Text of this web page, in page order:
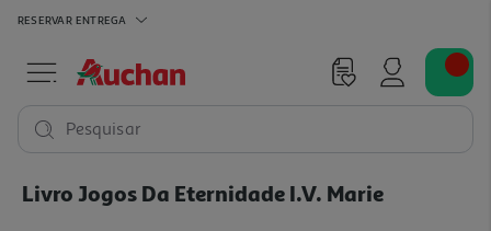
RESERVAR ENTREGA
Pesquisar
Livro Jogos Da Eternidade I.v. Marie